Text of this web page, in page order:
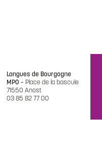
Langues de Bourgogne
MPO – Place de la bascule
71550 Anost
03 85 82 77 00